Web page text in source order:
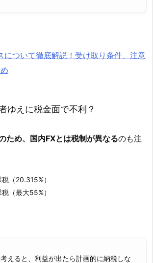
について徹底解説！受け取り条件、注意
ゆえに税金面で不利？
ため、国内FXとは税制が異なるのも注
（20.315%）
（最大55%）
考えると、利益が出たら計画的に納税しな